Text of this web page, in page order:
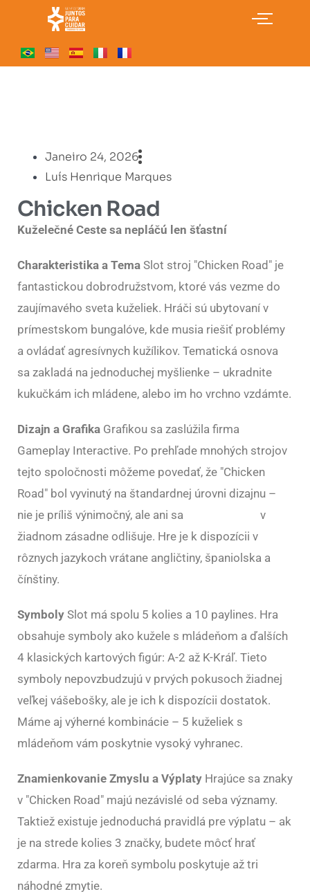
Janeiro 24, 2026
Luís Henrique Marques
Chicken Road
Kuželečné Ceste sa nepláčú len šťastní
Charakteristika a Tema Slot stroj "Chicken Road" je
fantastickou dobrodružstvom, ktoré vás vezme do
zaujímavého sveta kuželiek. Hráči sú ubytovaní v
prímestskom bungalóve, kde musia riešiť problémy
a ovládať agresívnych kužílikov. Tematická osnova
sa zakladá na jednoduchej myšlienke – ukradnite
kukučkám ich mládene, alebo im ho vrchno vzdámte.
Dizajn a Grafika Grafikou sa zaslúžila firma
Gameplay Interactive. Po prehľade mnohých strojov
tejto spoločnosti môžeme povedať, že "Chicken
Road" bol vyvinutý na štandardnej úrovni dizajnu –
nie je príliš výnimočný, ale ani sa
v
žiadnom zásadne odlišuje. Hre je k dispozícii v
rôznych jazykoch vrátane angličtiny, španiolska a
čínštiny.
Symboly Slot má spolu 5 kolies a 10 paylines. Hra
obsahuje symboly ako kužele s mládeňom a ďalších
4 klasických kartových figúr: A-2 až K-Kráľ. Tieto
symboly nepovzbudzujú v prvých pokusoch žiadnej
veľkej vášebošky, ale je ich k dispozícii dostatok.
Máme aj výherné kombinácie – 5 kuželiek s
mládeňom vám poskytnie vysoký vyhranec.
Znamienkovanie Zmyslu a Výplaty Hrajúce sa znaky
v "Chicken Road" majú nezávislé od seba významy.
Taktiež existuje jednoduchá pravidlá pre výplatu – ak
je na strede kolies 3 značky, budete môcť hrať
zdarma. Hra za koreň symbolu poskytuje až tri
náhodné zmytie.